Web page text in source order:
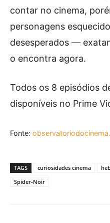
contar no cinema,
personagens
desesperados —
o encontra agora.
Todos os 8 episódios
disponíveis no Prime
Fonte:
TAGS curiosidades cinema
Spider-Noir